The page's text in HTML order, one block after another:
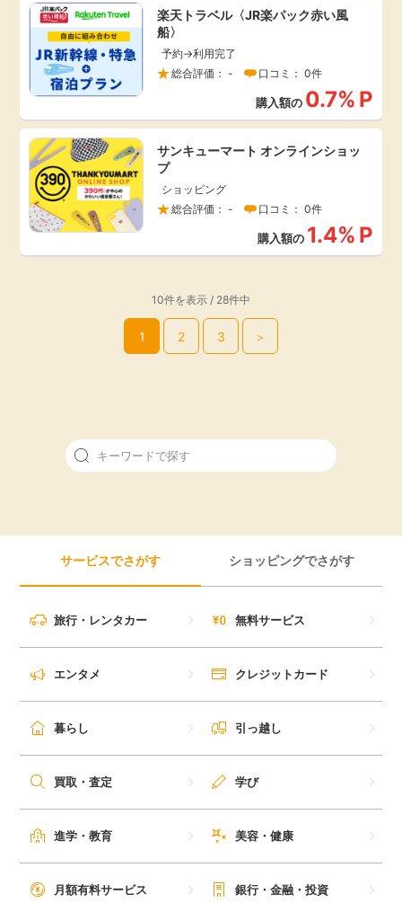
楽天トラベル〈JR楽パック赤い風
船〉
予約→利用完了
総合評価： -
口コミ： 0件
購入額の 0.7% P
サンキューマート オンラインショッ
プ
ショッピング
総合評価： -
口コミ： 0件
購入額の 1.4% P
10件を表示 / 28件中
1 2 3 ＞
サービスでさがす ショッピングでさがす
旅行・レンタカー 無料サービス
エンタメ クレジットカード
暮らし 引っ越し
買取・査定 学び
進学・教育 美容・健康
月額有料サービス 銀行・金融・投資